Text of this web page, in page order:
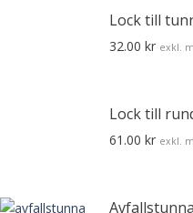
Lock till
32.00 kr exkl.
Lock till
61.00 kr exkl.